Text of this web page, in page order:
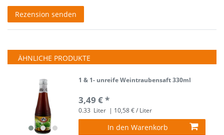
Rezensionstext
Rezension senden
ÄHNLICHE PRODUKTE
1 & 1- unreife Weintraubensaft 330ml
3,49 € *
0.33 Liter | 10,58 € / Liter
In den Warenkorb